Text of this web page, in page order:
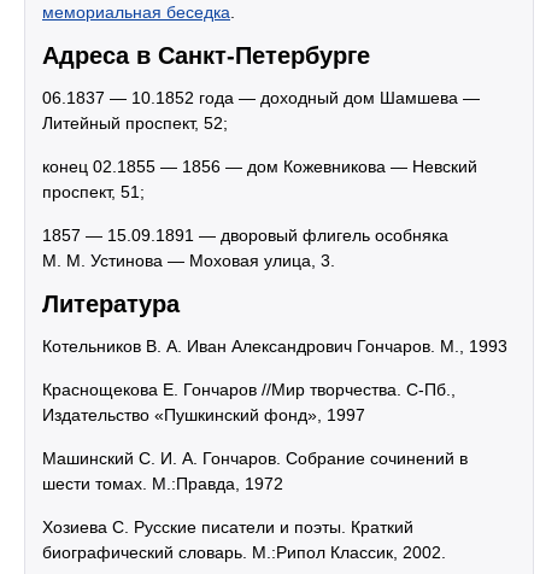
мемориальная беседка
Адреса в Санкт-Петербурге
06.1837 — 10.1852 года — доходный дом Шамшева —
Литейный проспект, 52;
конец 02.1855 — 1856 — дом Кожевникова — Невский
проспект, 51;
1857 — 15.09.1891 — дворовый флигель особняка
М. М. Устинова — Моховая улица, 3.
Литература
Котельников В. А. Иван Александрович Гончаров. М., 1993
Краснощекова Е. Гончаров //Мир творчества. С-Пб.,
Издательство «Пушкинский фонд», 1997
Машинский С. И. А. Гончаров. Собрание сочинений в
шести томах. М.:Правда, 1972
Хозиева С. Русские писатели и поэты. Краткий
биографический словарь. М.:Рипол Классик, 2002.